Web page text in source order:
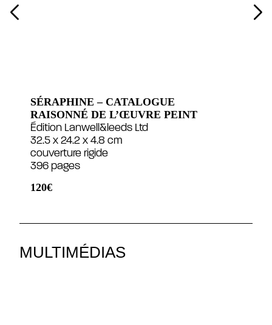
SÉRAPHINE – CATALOGUE
RAISONNÉ DE L’ŒUVRE PEINT
Édition Lanwell&leeds Ltd
32.5 x 24.2 x 4.8 cm
couverture rigide
396 pages
120€
MULTIMÉDIAS